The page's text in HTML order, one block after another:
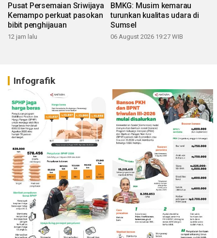
Pusat Persemaian Sriwijaya
Kemampo perkuat pasokan
bibit penghijauan
12 jam lalu
BMKG: Musim kemarau
turunkan kualitas udara di
Sumsel
06 August 2026 19:27 WIB
Infografik